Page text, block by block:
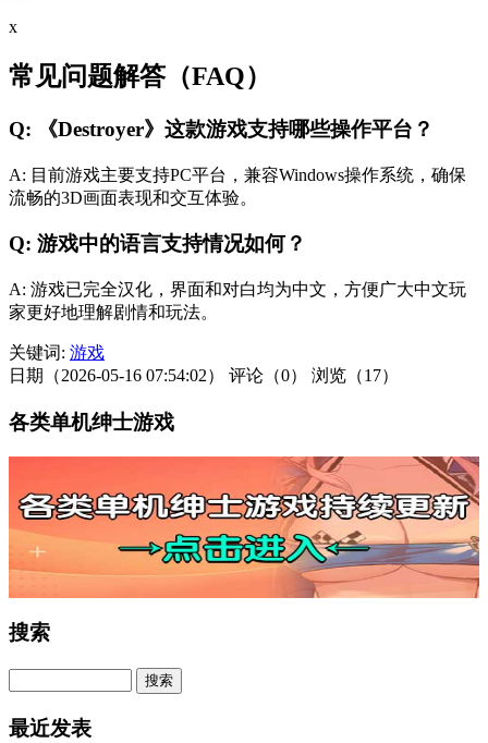
x
常见问题解答（FAQ）
Q: 《Destroyer》这款游戏支持哪些操作平台？
A: 目前游戏主要支持PC平台，兼容Windows操作系统，确保
流畅的3D画面表现和交互体验。
Q: 游戏中的语言支持情况如何？
A: 游戏已完全汉化，界面和对白均为中文，方便广大中文玩
家更好地理解剧情和玩法。
关键词: 游戏
日期（2026-05-16 07:54:02）
评论（0） 浏览（17）
各类单机绅士游戏
搜索
最近发表